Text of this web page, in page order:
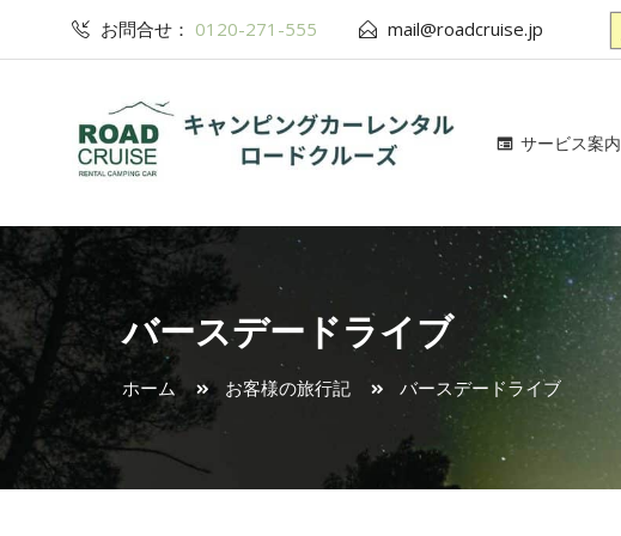
お問合せ： 0120-271-555 mail@roadcruise.jp
サービス案内
バースデードライブ
ホーム お客様の旅行記 バースデードライブ